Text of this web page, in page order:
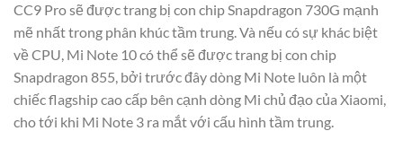
CC9 Pro sẽ được trang bị con chip Snapdragon 730G mạnh
mẽ nhất trong phân khúc tầm trung. Và nếu có sự khác biệt
về CPU, Mi Note 10 có thể sẽ được trang bị con chip
Snapdragon 855, bởi trước đây dòng Mi Note luôn là một
chiếc flagship cao cấp bên cạnh dòng Mi chủ đạo của Xiaomi,
cho tới khi Mi Note 3 ra mắt với cấu hình tầm trung.